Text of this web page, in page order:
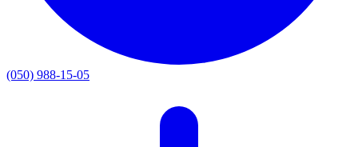
(050) 988-15-05